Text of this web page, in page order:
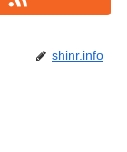
shinr.info